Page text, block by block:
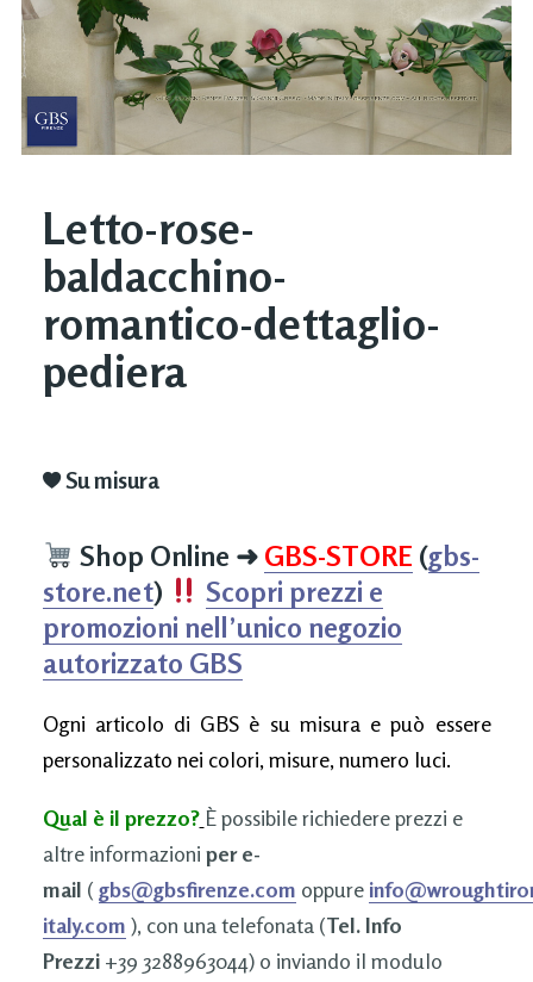
Letto-rose-
baldacchino-
romantico-dettaglio-
pediera
Su misura
Shop Online ➜ GBS-STORE (gbs-
store.net)
Scopri prezzi e
promozioni nell’unico negozio
autorizzato GBS
Ogni articolo di GBS è su misura e può essere
personalizzato nei colori, misure, numero luci.
Qual è il prezzo? È possibile richiedere prezzi e
altre informazioni per e-
mail ( gbs@gbsfirenze.com oppure
italy.com ), con una telefonata (Tel. Info
Prezzi+39 3288963044) o inviando il modulo